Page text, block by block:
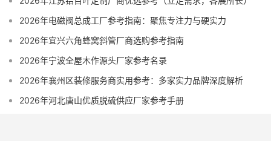
2026年电磁阀总成工厂参考指南：聚焦专注力与硬实力
2026年宜兴六角蜂窝斜管厂商选购参考指南
2026年宁波全屋木作源头厂家参考名录
2026年襄州区装修服务商实用参考：多家实力品牌深度解析
2026年河北唐山优质脱硫供应厂家参考手册